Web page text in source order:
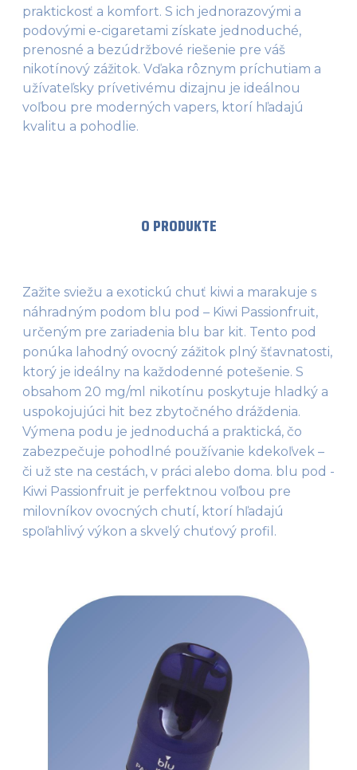
praktickosť a komfort. S ich jednorazovými a
podovými e-cigaretami získate jednoduché,
prenosné a bezúdržbové riešenie pre váš
nikotínový zážitok. Vďaka rôznym príchutiam a
užívateľsky prívetivému dizajnu je ideálnou
voľbou pre moderných vapers, ktorí hľadajú
kvalitu a pohodlie.
O PRODUKTE
Zažite sviežu a exotickú chuť kiwi a marakuje s
náhradným podom blu pod – Kiwi Passionfruit,
určeným pre zariadenia blu bar kit. Tento pod
ponúka lahodný ovocný zážitok plný šťavnatosti,
ktorý je ideálny na každodenné potešenie. S
obsahom 20 mg/ml nikotínu poskytuje hladký a
uspokojujúci hit bez zbytočného dráždenia.
Výmena podu je jednoduchá a praktická, čo
zabezpečuje pohodlné používanie kdekoľvek –
či už ste na cestách, v práci alebo doma. blu pod -
Kiwi Passionfruit je perfektnou voľbou pre
milovníkov ovocných chutí, ktorí hľadajú
spoľahlivý výkon a skvelý chuťový profil.